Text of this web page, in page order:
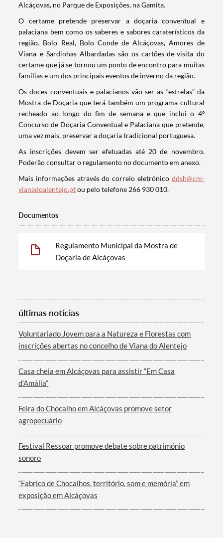
Termo de Pesquisa
Filtros
Alcáçovas, no Parque de Exposições, na Gamita.
O certame pretende preservar a doçaria conventual e
palaciana bem como os saberes e sabores caraterísticos da
região. Bolo Real, Bolo Conde de Alcáçovas, Amores de
Viana e Sardinhas Albardadas são os cartões-de-visita do
certame que já se tornou um ponto de encontro para muitas
famílias e um dos principais eventos de inverno da região.
Os doces conventuais e palacianos vão ser as “estrelas” da
Mostra de Doçaria que terá também um programa cultural
recheado ao longo do fim de semana e que inclui o 4º
Concurso de Doçaria Conventual e Palaciana que pretende,
uma vez mais, preservar a doçaria tradicional portuguesa.
As inscrições devem ser efetuadas até 20 de novembro.
Poderão consultar o regulamento no documento em anexo.
Mais informações através do correio eletrónico ddsh@cm-
vianadoalentejo.ptou pelo telefone 266 930 010.
Documentos
Regulamento Municipal da Mostra de
Doçaria de Alcáçovas
últimas notícias
Voluntariado Jovem para a Natureza e Florestas com
inscrições abertas no concelho de Viana do Alentejo
Casa cheia em Alcáçovas para assistir “Em Casa
d’Amália”
Feira do Chocalho em Alcáçovas promove setor
agropecuário
Festival Ressoar promove debate sobre património
sonoro
“Fabrico de Chocalhos, território, som e memória” em
exposição em Alcáçovas